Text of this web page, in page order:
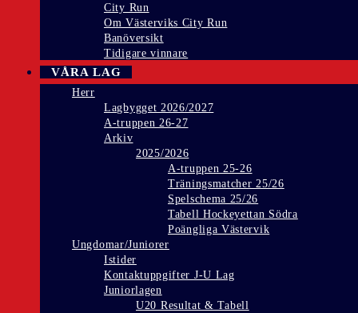
City Run
Om Västerviks City Run
Banöversikt
Tidigare vinnare
VÅRA LAG
Herr
Lagbygget 2026/2027
A-truppen 26-27
Arkiv
2025/2026
A-truppen 25-26
Träningsmatcher 25/26
Spelschema 25/26
Tabell Hockeyettan Södra
Poängliga Västervik
Ungdomar/Juniorer
Istider
Kontaktuppgifter J-U Lag
Juniorlagen
U20 Resultat & Tabell